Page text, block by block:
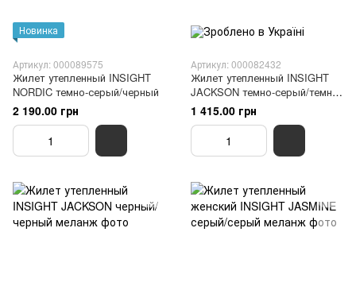
Новинка
Артикул: 000089575
Жилет утепленный INSIGHT
NORDIC темно-серый/черный
2 190.00 грн
Артикул: 000082432
Жилет утепленный INSIGHT
JACKSON темно-серый/темно-
серый меланж
1 415.00 грн